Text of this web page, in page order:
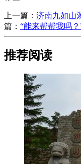
上一篇： 济南九如山
篇： ​“能来帮帮我吗
推荐阅读